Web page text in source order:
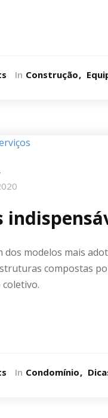
In Construção
dos modelos mais
compostas
coletivo.
In Condomínio